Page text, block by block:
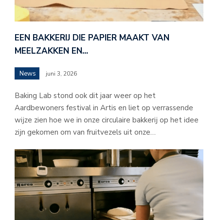
EEN BAKKERIJ DIE PAPIER MAAKT VAN
MEELZAKKEN EN…
News juni 3, 2026
Baking Lab stond ook dit jaar weer op het
Aardbewoners festival in Artis en liet op verrassende
wijze zien hoe we in onze circulaire bakkerij op het idee
zijn gekomen om van fruitvezels uit onze…